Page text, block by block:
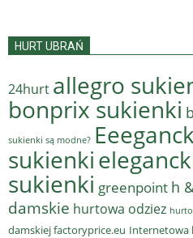
HURT UBRAŃ
24hurt allegro
bonprix sukienki
sukienki są modne?
sukienki
sukienki greenpoint h
damskie hurtowa odziez
damskiej factoryprice.eu Internetowa